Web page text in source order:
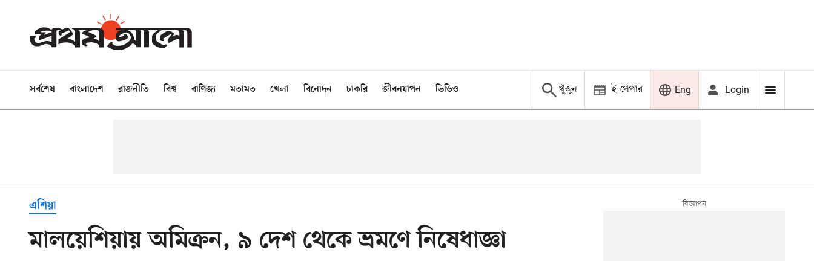
সর্বশেষ বাংলাদেশ রাজনীতি বিশ্ব বাণিজ্য মতামত খেলা বিনোদন চাকরি জীবনযাপন ভিডিও খুঁজুন ই-পেপার Eng Login
এশিয়া
মালয়েশিয়ায় অমিক্রন, ৯ দেশ থেকে ভ্রমণে নিষেধাজ্ঞা